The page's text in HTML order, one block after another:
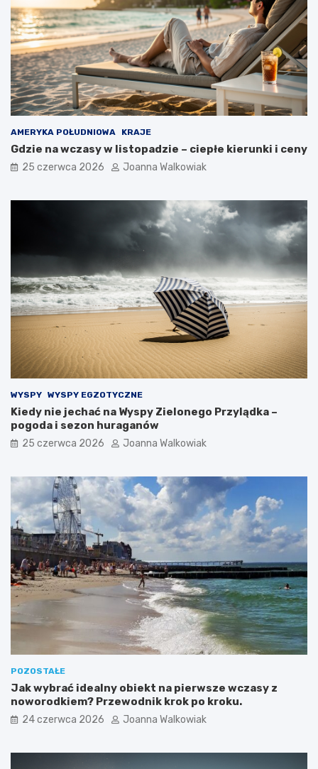
AMERYKA POŁUDNIOWA KRAJE
Gdzie na wczasy w listopadzie – ciepłe kierunki i ceny
25 czerwca 2026 Joanna Walkowiak
WYSPY WYSPY EGZOTYCZNE
Kiedy nie jechać na Wyspy Zielonego Przylądka –
pogoda i sezon huraganów
25 czerwca 2026 Joanna Walkowiak
POZOSTAŁE
Jak wybrać idealny obiekt na pierwsze wczasy z
noworodkiem? Przewodnik krok po kroku.
24 czerwca 2026 Joanna Walkowiak